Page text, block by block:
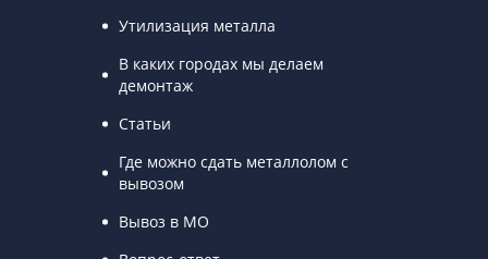
Утилизация металла
В каких городах мы делаем
демонтаж
Статьи
Где можно сдать металлолом с
вывозом
Вывоз в МО